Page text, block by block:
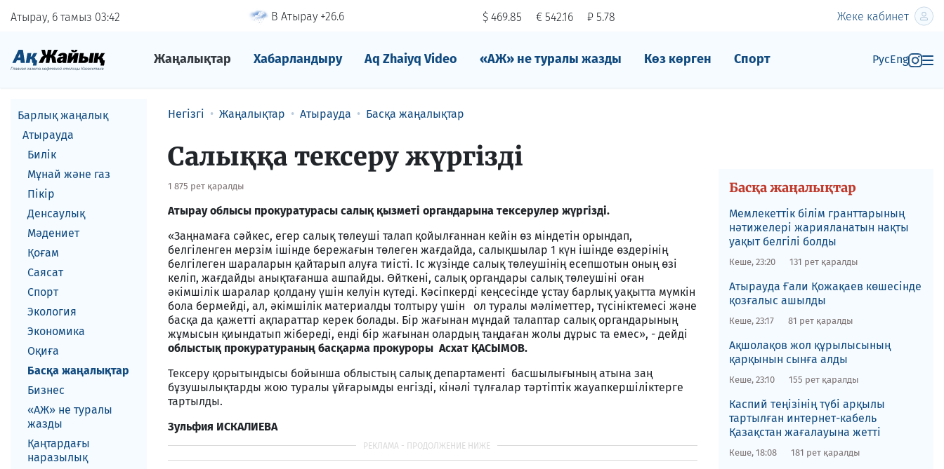
Атырау, 6 тамыз 03 42 В Атырау +26.6 $ 469.85 € 542.16 ₽ 5.78 Жеке кабинет
Жаңалықтар Хабарландыру Aq Zhaiyq Video «АЖ» не туралы жазды Көз көрген Спорт РусEng
Барлық жаңалық
Атырауда
Билік
Мұнай және газ
Пікір
Денсаулық
Мәдениет
Қоғам
Саясат
Спорт
Экология
Экономика
Оқиға
Басқа жаңалықтар
Бизнес
«АЖ» не туралы
жазды
Қаңтардағы
наразылық
Негізгі Жаңалықтар Атырауда Басқа жаңалықтар
Салыққа тексеру жүргізді
1 875 рет қаралды
Атырау облысы прокуратурасы салық қызметі органдарына тексерулер жүргізді.
«Заңнамаға сәйкес, егер салық төлеуші талап қойылғаннан кейін өз міндетін орындап,
белгіленген мерзім ішінде бережағын төлеген жағдайда, салықшылар 1 күн ішінде өздерінің
белгілеген шараларын қайтарып алуға тиісті. Іс жүзінде салық төлеушінің есепшотын оның өзі
келіп, жағдайды анықтағанша ашпайды. Өйткені, салық органдары салық төлеушіні оған
әкімшілік шаралар қолдану үшін келуін күтеді. Кәсіпкерді кеңсесінде ұстау барлық уақытта мүмкін
бола бермейді, ал, әкімшілік материалды толтыру үшін ол туралы мәліметтер, түсініктемесі және
басқа да қажетті ақпараттар керек болады. Бір жағынан мұндай талаптар салық органдарының
жұмысын қиындатып жібереді, енді бір жағынан олардың таңдаған жолы дұрыс та емес», - дейді
облыстық прокуратураның басқарма прокуроры Асхат ҚАСЫМОВ.
Тексеру қорытындысы бойынша облыстың салық департаменті басшылығының атына заң
бұзушылықтарды жою туралы ұйғарымды енгізді, кінәлі тұлғалар тәртіптік жауапкершіліктерге
тартылды.
Зульфия ИСКАЛИЕВА
Басқа жаңалықтар
Мемлекеттік білім гранттарының
нәтижелері жарияланатын нақты
уақыт белгілі болды
Кеше, 23:20 131 рет қаралды
​Атырауда Ғали Қожақаев көшесінде
қозғалыс ашылды
Кеше, 23:17 81 рет қаралды
​Ақшолақов жол құрылысының
қарқынын сынға алды
Кеше, 23:10 155 рет қаралды
​Каспий теңізінің түбі арқылы
тартылған интернет-кабель
Қазақстан жағалауына жетті
Кеше, 18:08 181 рет қаралды